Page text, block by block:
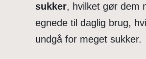
sukker, hvilket gør dem
egnede til daglig brug,
undgå for meget sukker.